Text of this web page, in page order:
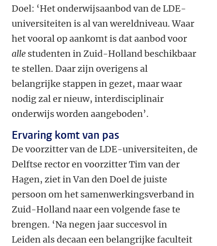
Doel: ‘Het onderwijsaanbod van de LDE-
universiteiten is al van wereldniveau. Waar
het vooral op aankomt is dat aanbod voor
alle studenten in Zuid-Holland beschikbaar
te stellen. Daar zijn overigens al
belangrijke stappen in gezet, maar waar
nodig zal er nieuw, interdisciplinair
onderwijs worden aangeboden’.
Ervaring komt van pas
De voorzitter van de LDE-universiteiten, de
Delftse rector en voorzitter Tim van der
Hagen, ziet in Van den Doel de juiste
persoon om het samenwerkingsverband in
Zuid-Holland naar een volgende fase te
brengen. ‘Na negen jaar succesvol in
Leiden als decaan een belangrijke faculteit